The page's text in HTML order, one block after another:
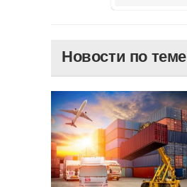
Новости по теме